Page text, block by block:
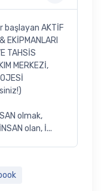
AKTİF
EKİPMANLARI
TAHSİS
MERKEZİ,
olmak,
olan, İ...